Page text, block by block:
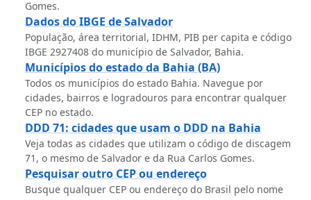
Gomes.
Dados do IBGE de Salvador
População, área territorial, IDHM, PIB per capita e código
IBGE 2927408 do município de Salvador, Bahia.
Municípios do estado da Bahia (BA)
Todos os municípios do estado Bahia. Navegue por
cidades, bairros e logradouros para encontrar qualquer
CEP no estado.
DDD 71: cidades que usam o DDD na Bahia
Veja todas as cidades que utilizam o código de discagem
71, o mesmo de Salvador e da Rua Carlos Gomes.
Pesquisar outro CEP ou endereço
Busque qualquer CEP ou endereço do Brasil pelo nome